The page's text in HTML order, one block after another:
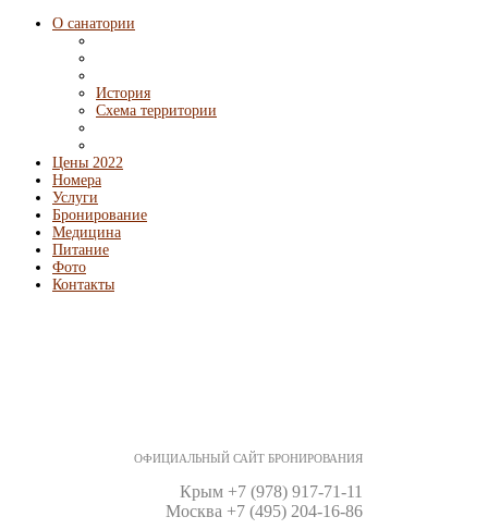
О санатории
История
Схема территории
Цены 2022
Номера
Услуги
Бронирование
Медицина
Питание
Фото
Контакты
ОФИЦИАЛЬНЫЙ САЙТ БРОНИРОВАНИЯ
Крым +7 (978) 917-71-11
Москва +7 (495) 204-16-86